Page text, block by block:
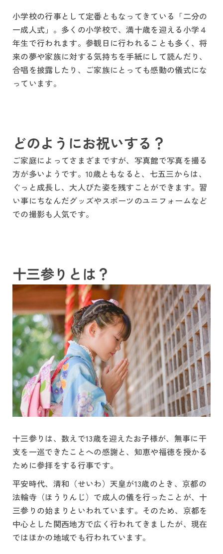
小学校の行事として定番ともなってきている「二分の
一成人式」。多くの小学校で、満十歳を迎える小学４
年生で行われます。参観日に行われることも多く、将
来の夢や家族に対する気持ちを手紙にして読んだり、
合唱を披露したり、ご家族にとっても感動の儀式にな
っています。
どのようにお祝いする？
ご家庭によってさまざまですが、写真館で写真を撮る
方が多いようです。10歳ともなると、七五三からは、
ぐっと成長し、大人びた姿を残すことができます。習
い事にちなんだグッズやスポーツのユニフォームなど
での撮影も人気です。
十三参りとは？
十三参りは、数えで13歳を迎えたお子様が、無事に干
支を一巡できたことへの感謝と、知恵や福徳を授かる
ために参拝をする行事です。
平安時代、清和（せいわ）天皇が13歳のとき、京都の
法輪寺（ほうりんじ）で成人の儀を行ったことが、十
三参りの始まりといわれています。そのため、京都を
中心とした関西地方で広く行われてきましたが、現在
ではほかの地域でも行われています。